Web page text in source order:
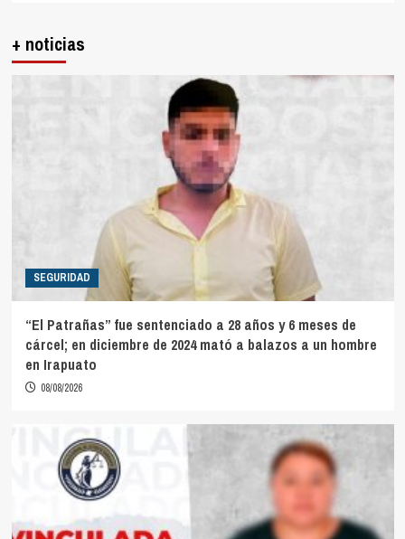
+ noticias
SEGURIDAD
“El Patrañas” fue sentenciado a 28 años y 6 meses de
cárcel; en diciembre de 2024 mató a balazos a un hombre
en Irapuato
08/08/2026